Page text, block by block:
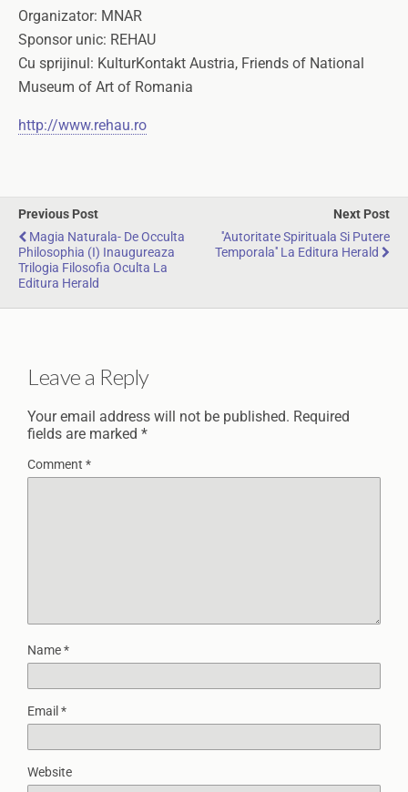
Organizator: MNAR
Sponsor unic: REHAU
Cu sprijinul: KulturKontakt Austria, Friends of National
Museum of Art of Romania
http://www.rehau.ro
Previous Post
Magia Naturala- De Occulta
Philosophia (I) Inaugureaza
Trilogia Filosofia Oculta La
Editura Herald
Next Post
''Autoritate Spirituala Si Putere
Temporala'' La Editura Herald
Leave a Reply
Your email address will not be published. Required
fields are marked *
Comment *
Name*
Email *
Website